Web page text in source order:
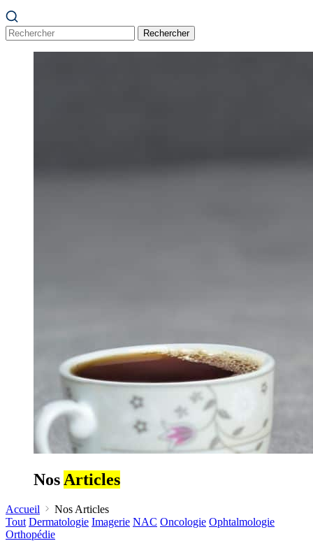
Rechercher
Nos Articles
Accueil
Nos Articles
Tout Dermatologie Imagerie NAC Oncologie Ophtalmologie
Orthopédie